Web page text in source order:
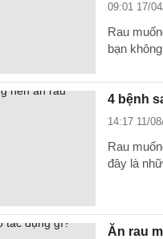
09:01 17/
Rau
bạn
4 bệnh
14:17 11/
Rau
đây là
Ăn rau